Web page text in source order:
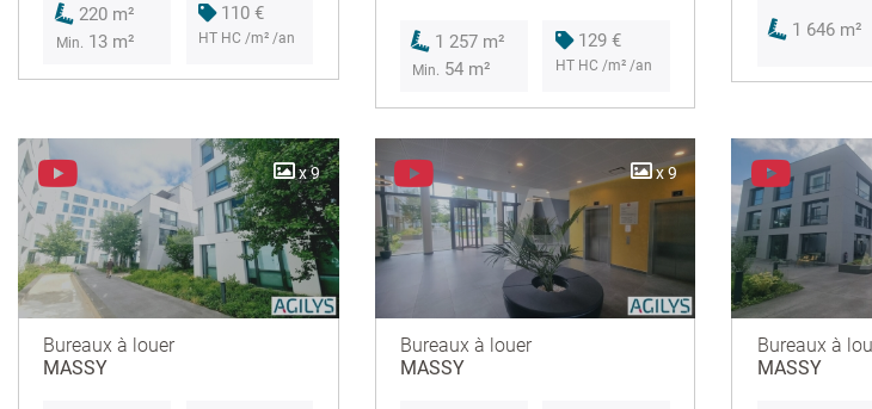
220 m²
Min. 13 m²
110 €
HT HC /m² /an 1 257 m²
Min. 54 m²
129 €
HT HC /m² /an
1 646 m²
x 9
Bureaux à louer
MASSY
x 9
Bureaux à louer
MASSY
Bureaux à
MASSY